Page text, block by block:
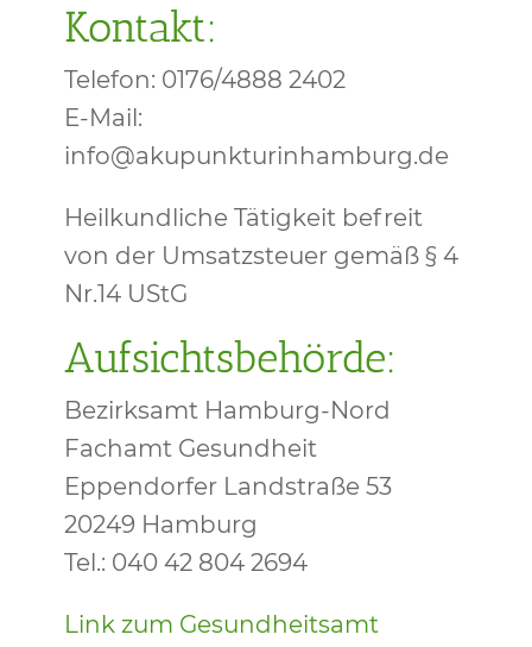
Kontakt:
Telefon: 0176/4888 2402
E-Mail:
info@akupunkturinhamburg.de
Heilkundliche Tätigkeit befreit
von der Umsatzsteuer gemäß § 4
Nr.14 UStG
Aufsichtsbehörde:
Bezirksamt Hamburg-Nord
Fachamt Gesundheit
Eppendorfer Landstraße 53
20249 Hamburg
Tel.: 040 42 804 2694
Link zum Gesundheitsamt